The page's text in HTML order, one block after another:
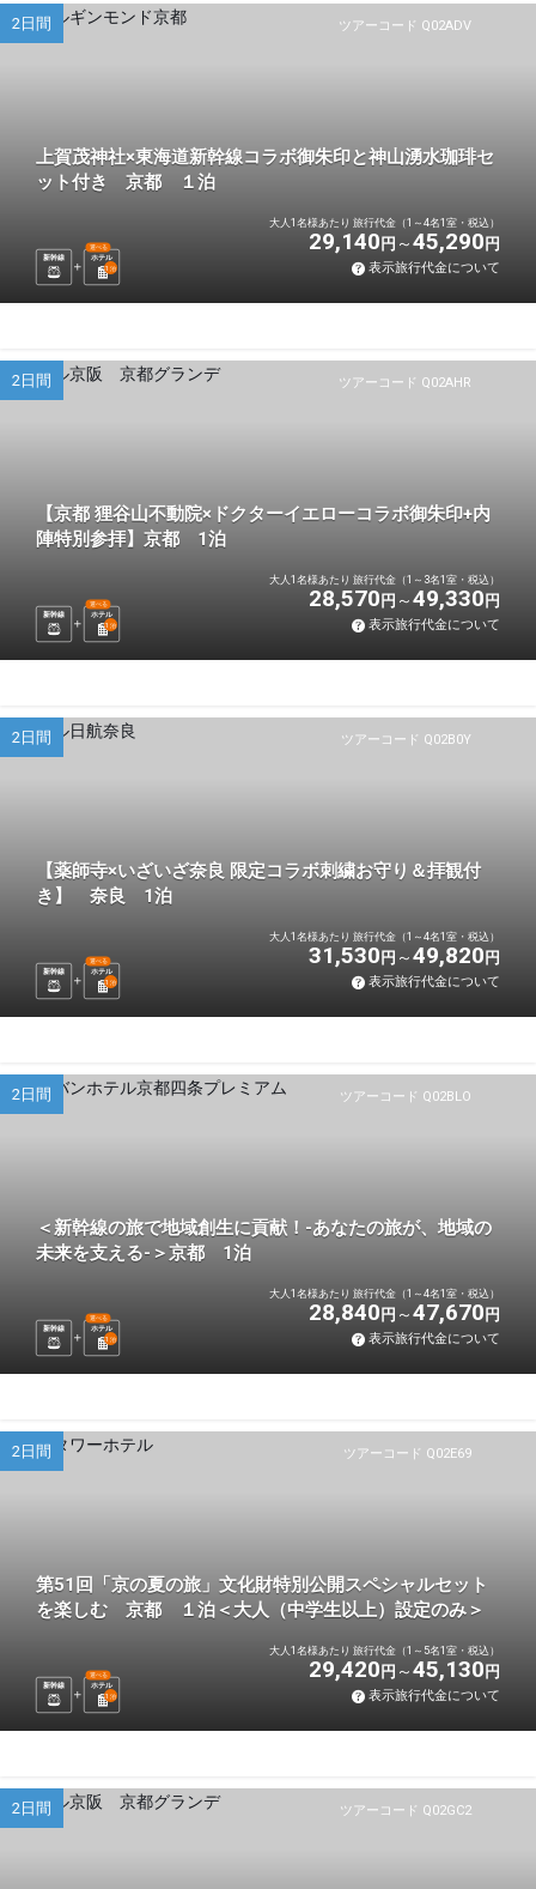
ツアーコード Q02ADV
2日間
上賀茂神社×東海道新幹線コラボ御朱印と神山湧水珈琲セ
ット付き 京都 １泊
新幹線 ホテル
選べる
1 泊
大人1名様あたり 旅行代金（1～4名1室・税込）
29,140 円 45,290 円
表示旅行代金について
ツアーコード Q02AHR
2日間
【京都 狸谷山不動院×ドクターイエローコラボ御朱印+内
陣特別参拝】京都 1泊
新幹線 ホテル
選べる
1 泊
大人1名様あたり 旅行代金（1～3名1室・税込）
28,570 円 49,330 円
表示旅行代金について
ツアーコード Q02B0Y
2日間
【薬師寺×いざいざ奈良 限定コラボ刺繍お守り＆拝観付
き】 奈良 1泊
新幹線 ホテル
選べる
1 泊
大人1名様あたり 旅行代金（1～4名1室・税込）
31,530 円 49,820 円
表示旅行代金について
ツアーコード Q02BLO
2日間
＜新幹線の旅で地域創生に貢献！-あなたの旅が、地域の
未来を支える-＞京都 1泊
新幹線 ホテル
選べる
1 泊
大人1名様あたり 旅行代金（1～4名1室・税込）
28,840 円 47,670 円
表示旅行代金について
ツアーコード Q02E69
2日間
第51回「京の夏の旅」文化財特別公開スペシャルセット
を楽しむ 京都 １泊＜大人（中学生以上）設定のみ＞
新幹線 ホテル
選べる
1 泊
大人1名様あたり 旅行代金（1～5名1室・税込）
29,420 円 45,130 円
表示旅行代金について
ツアーコード Q02GC2
2日間